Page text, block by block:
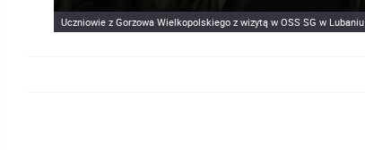
Uczniowie z Gorzowa Wielkopolskiego z wizytą w OSS SG w Lubaniu